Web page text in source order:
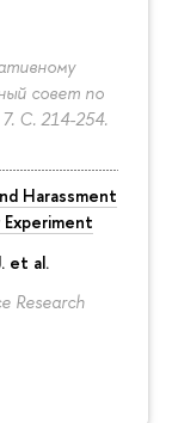
совет по
С. 214-254.
Harassment
et al.
Research